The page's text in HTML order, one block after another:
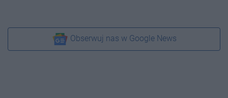
Obserwuj nas w Google News